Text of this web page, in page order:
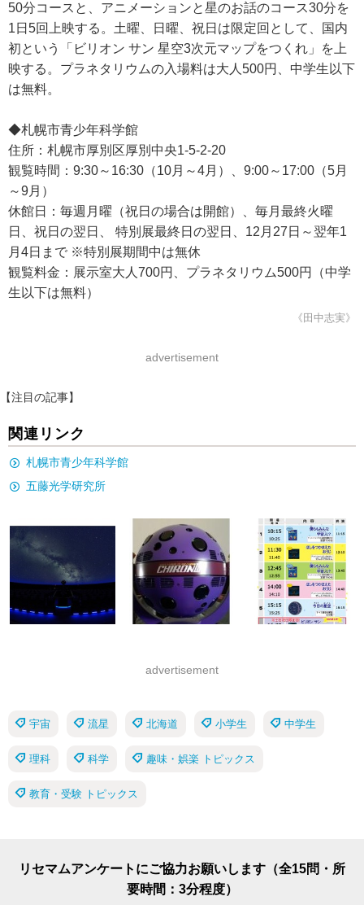
50分コースと、アニメーションと星のお話のコース30分を
1日5回上映する。土曜、日曜、祝日は限定回として、国内
初という「ビリオン サン 星空3次元マップをつくれ」を上
映する。プラネタリウムの入場料は大人500円、中学生以下
は無料。
◆札幌市青少年科学館
住所：札幌市厚別区厚別中央1-5-2-20
観覧時間：9:30～16:30（10月～4月）、9:00～17:00（5月
～9月）
休館日：毎週月曜（祝日の場合は開館）、毎月最終火曜
日、祝日の翌日、 特別展最終日の翌日、12月27日～翌年1
月4日まで ※特別展期間中は無休
観覧料金：展示室大人700円、プラネタリウム500円（中学
生以下は無料）
《田中志実》
advertisement
【注目の記事】
関連リンク
札幌市青少年科学館
五藤光学研究所
advertisement
宇宙 流星 北海道 小学生 中学生
理科 科学 趣味・娯楽 トピックス
教育・受験 トピックス
リセマムアンケートにご協力お願いします（全15問・所
要時間：3分程度）